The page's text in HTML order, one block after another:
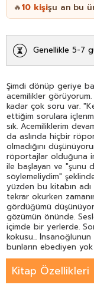
🔥10 kişişu an bu
Genellikle 5-7
Şimdi dönüp geriye
acemilikler görüyorum.
kadar çok soru var.
ettiğim sorulara
sık. Acemiliklerim
da aslında hiçbir
olmadığını
röportajlar olduğuna
ile başlayan ve "şunu
söylemeliydim"
yüzden bu kitabın
tekrar okurken
gördüğümü
gözümün önünde.
içimde bir yerlerde.
kokusu...
bunların ebediyen
Kitap Özellikleri